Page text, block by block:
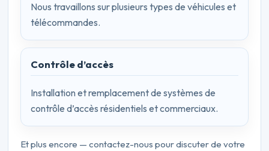
Nous travaillons sur plusieurs types de véhicules et
télécommandes.
Contrôle d’accès
Installation et remplacement de systèmes de
contrôle d’accès résidentiels et commerciaux.
Et plus encore — contactez-nous pour discuter de votre